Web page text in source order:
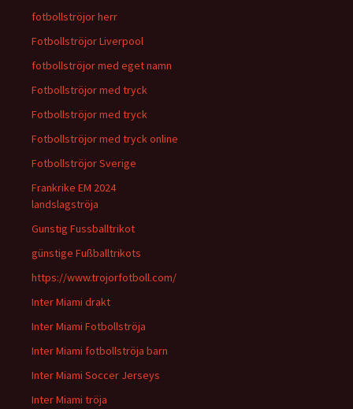
fotbollströjor herr
Fotbollströjor Liverpool
fotbollströjor med eget namn
Fotbollströjor med tryck
Fotbollströjor med tryck
Fotbollströjor med tryck online
Fotbollströjor Sverige
Frankrike EM 2024
landslagströja
Gunstig Fussballtrikot
günstige Fußballtrikots
https://www.trojorfotboll.com/
Inter Miami drakt
Inter Miami Fotbollströja
Inter Miami fotbollströja barn
Inter Miami Soccer Jerseys
Inter Miami tröja